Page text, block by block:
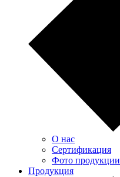
О нас
Сертификация
Фото продукции
Продукция